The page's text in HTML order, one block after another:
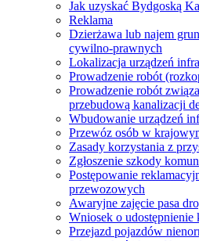
Jak uzyskać Bydgoską
Reklama
Dzierżawa lub najem
cywilno-prawnych
Lokalizacja urządzeń
Prowadzenie robót
Prowadzenie robót
przebudową kanalizacji
Wbudowanie urządzeń
Przewóz osób w
Zasady korzystania z
Zgłoszenie szkody
Postępowanie
przewozowych
Awaryjne zajęcie pasa
Wniosek o udostępnienie
Przejazd pojazdów